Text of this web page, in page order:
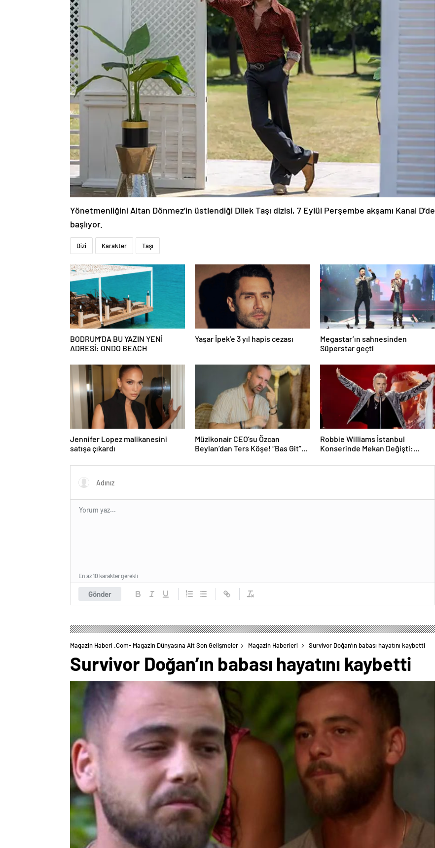
Yönetmenliğini Altan Dönmez’in üstlendiği Dilek Taşı dizisi, 7 Eylül Perşembe akşamı Kanal D’de
başlıyor.
Dizi Karakter Taşı
BODRUM’DA BU YAZIN YENİ
ADRESİ: ONDO BEACH
Yaşar İpek’e 3 yıl hapis cezası
Megastar’ın sahnesinden
Süperstar geçti
Jennifer Lopez malikanesini
satışa çıkardı
Müzikonair CEO’su Özcan
Beylan’dan Ters Köşe! “Bas Git”
Attı!
Robbie Williams İstanbul
Konserinde Mekan Değişti:
Taşındı!
Gönder
En az 10 karakter gerekli
Magazin Haberi .com- Magazin Dünyasına Ait Son Gelişmeler Magazin Haberleri Survivor Doğan’ın babası hayatını kaybetti
Survivor Doğan’ın babası hayatını kaybetti